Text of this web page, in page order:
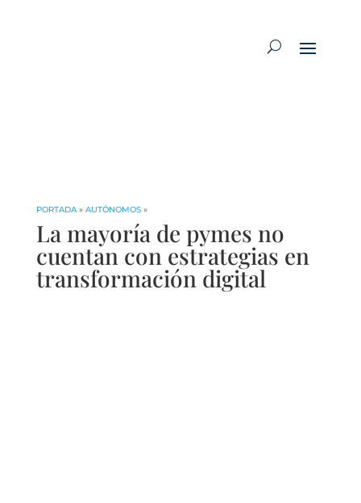
PORTADA» AUTÓNOMOS»
La mayoría de pymes no
cuentan con estrategias en
transformación digital